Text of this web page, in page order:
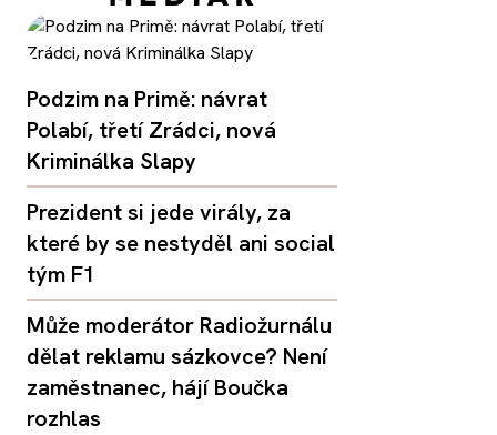
Podzim na Primě: návrat
Polabí, třetí Zrádci, nová
Kriminálka Slapy
Prezident si jede virály, za
které by se nestyděl ani social
tým F1
Může moderátor Radiožurnálu
dělat reklamu sázkovce? Není
zaměstnanec, hájí Boučka
rozhlas